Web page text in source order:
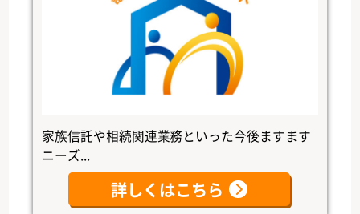
家族信託や相続関連業務といった今後ますます
ニーズ...
詳しくはこちら